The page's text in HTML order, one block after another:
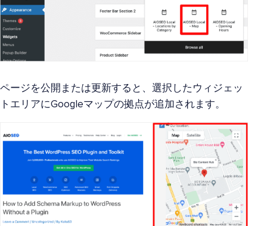
ページを公開または更新すると、選択したウィジェッ
トエリアにGoogleマップの拠点が追加されます。